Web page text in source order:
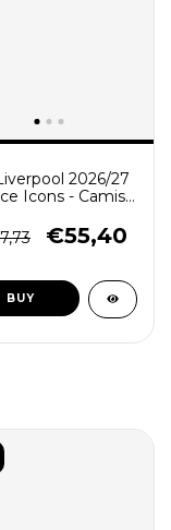
2026/27
Icons - Camisa
Verde€55,40
BUY